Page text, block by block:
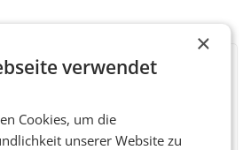
ARTIKEL
×
verwendet
Cookies, um die
unserer Website zu